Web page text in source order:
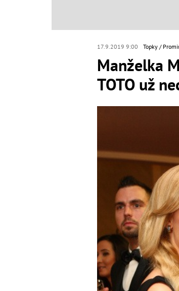
17.9.2019 9:00 Topky
Manželka
TOTO už